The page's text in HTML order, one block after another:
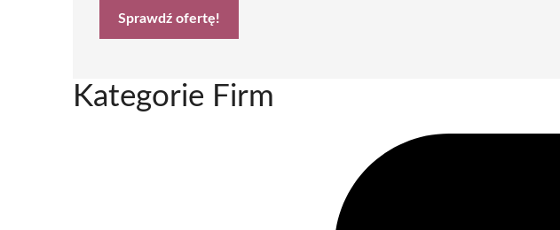
Sprawdź ofertę!
Kategorie Firm